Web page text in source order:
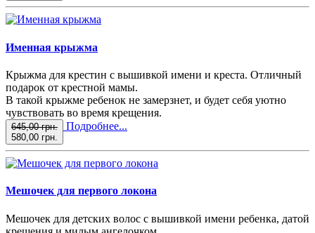
Именная крыжма
Крыжма для крестин с вышивкой имени и креста. Отличный
подарок от крестной мамы.
В такой крыжме ребенок не замерзнет, и будет себя уютно
чувствовать во время крещения.
645,00 грн.
580,00 грн.
Подробнее...
Мешочек для первого локона
Мешочек для детских волос с вышивкой имени ребенка, датой